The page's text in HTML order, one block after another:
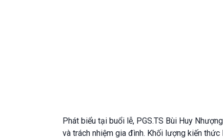
Phát biểu tại buổi lễ, PGS.TS Bùi Huy
và trách nhiệm gia đình. Khối lượng kiến